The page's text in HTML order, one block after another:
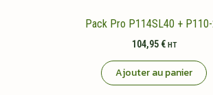
Pack Pro P114SL40 +
104,95 € HT
Ajouter au panier